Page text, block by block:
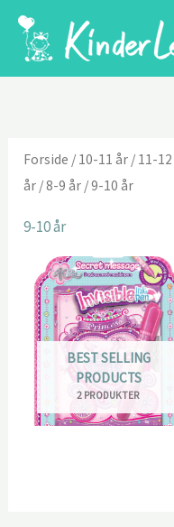
Forside / 10-11 år / 11-
år /8-9 år / 9-10 år
9-10 år
BEST SELLING
PRODUCTS
2 PRODUKTER